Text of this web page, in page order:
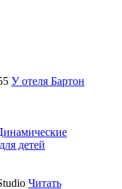
У отеля Бартон
детей
Читать